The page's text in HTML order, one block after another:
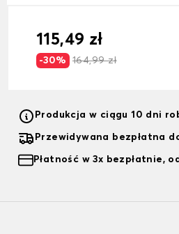
115,49 zł
-30% 164,99 zł
Produkcja w ciągu 10 dni
Przewidywana bezpłatna
Płatność w 3x bezpłatnie,